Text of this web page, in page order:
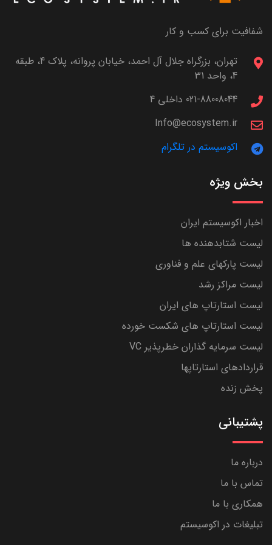
شفافیت برای کسب و کار
تهران، بزرگراه جلال آل احمد، خیابان پروانه، پلاک 4، طبقه
4، واحد 31
021-88008044 داخلی 4
Info@ecosystem.ir
اکوسیستم در تلگرام
بخش ویژه
اخبار اکوسیستم ایران
لیست شتابدهنده ها
لیست پارکهای علم و فناوری
لیست مراکز رشد
لیست استارتاپ های ایران
لیست استارتاپ های شکست خورده
لیست سرمایه گذاران خطرپذیر VC
قراردادهای استارتاپها
پخش زنده
پشتیبانی
درباره ما
تماس با ما
همکاری با ما
تبلیغات در اکوسیستم